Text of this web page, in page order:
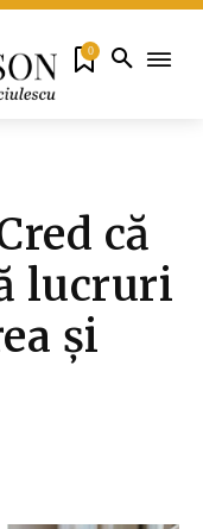
0
că
lucruri
și